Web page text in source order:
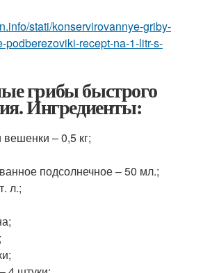
stati/konservirovannye-griby-
podberezoviki-recept-na-1-litr-s-
грибы быстрого
Ингредиенты:
– 0,5 кг;
подсолнечное – 50 мл.;
л.;